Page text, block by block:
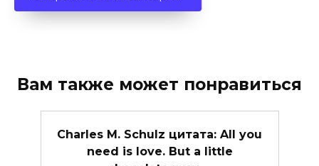
Вам также может понравиться
Charles M. Schulz цитата: All you
need is love. But a little